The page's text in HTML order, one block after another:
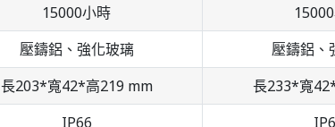
15000小時
壓鑄鋁、強化玻璃
壓鑄鋁、
長203*寬42*高219 mm
長233*寬
IP66